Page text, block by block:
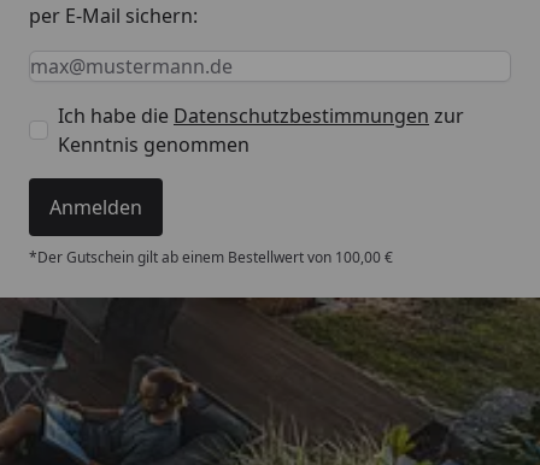
Verlegung:
Verlegung:
Verlegesystem:
Schallschutz:
Feuchtraumgeeignet: wasserresistent 4 Std.
HINWEIS:Die Farbgebung kann je nach
Bildschirmauflösung, Dekor oder auch Helligkeit variabel
per E-Mail sichern:
Keine Eingabe erforderlich
Eingabe erforderlich
E-Mail *
Ich habe die Datenschutzbestimmungen zur
Kenntnis genommen
Anmelden
*Der Gutschein gilt ab einem Bestellwert von 100,00 €
Trusted Shops
4,93/ 5